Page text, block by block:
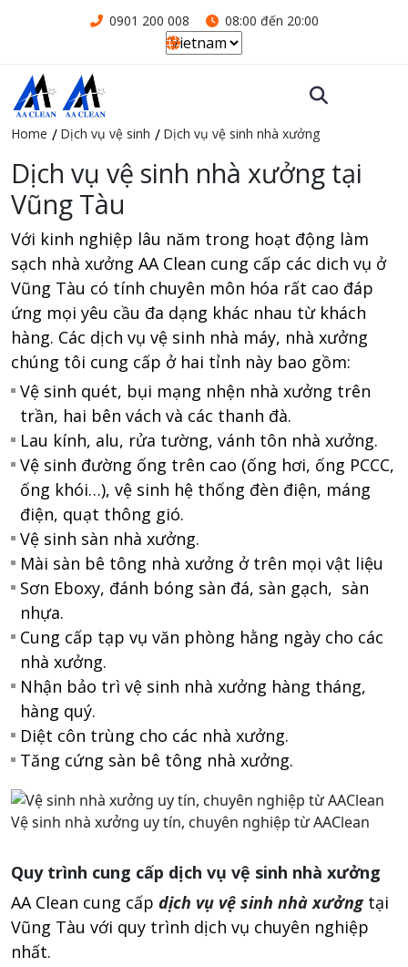
0901 200 008 08:00 đến 20:00
Home Dịch vụ vệ sinh Dịch vụ vệ sinh nhà xưởng
Dịch vụ vệ sinh nhà xưởng tại
Vũng Tàu
Với kinh nghiệp lâu năm trong hoạt động làm
sạch nhà xưởng AA Clean cung cấp các dich vụ ở
Vũng Tàu có tính chuyên môn hóa rất cao đáp
ứng mọi yêu cầu đa dạng khác nhau từ khách
hàng. Các dịch vụ vệ sinh nhà máy, nhà xưởng
chúng tôi cung cấp ở hai tỉnh này bao gồm:
Vệ sinh quét, bụi mạng nhện nhà xưởng trên
trần, hai bên vách và các thanh đà.
Lau kính, alu, rửa tường, vánh tôn nhà xưởng.
Vệ sinh đường ống trên cao (ống hơi, ống PCCC,
ống khói…), vệ sinh hệ thống đèn điện, máng
điện, quạt thông gió.
Vệ sinh sàn nhà xưởng.
Mài sàn bê tông nhà xưởng ở trên mọi vật liệu
Sơn Eboxy, đánh bóng sàn đá, sàn gạch, sàn
nhựa.
Cung cấp tạp vụ văn phòng hằng ngày cho các
nhà xưởng.
Nhận bảo trì vệ sinh nhà xưởng hàng tháng,
hàng quý.
Diệt côn trùng cho các nhà xưởng.
Tăng cứng sàn bê tông nhà xưởng.
Vệ sinh nhà xưởng uy tín, chuyên nghiệp từ AAClean
Quy trình cung cấp dịch vụ vệ sinh nhà xưởng
AA Clean cung cấp dịch vụ vệ sinh nhà xưởngtại
Vũng Tàu với quy trình dịch vụ chuyên nghiệp
nhất.